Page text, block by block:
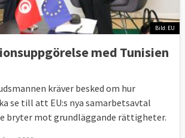
Bild: EU
med Tunisien
kräver besked om hur
se till att EU:s nya samarbetsavtal
bryter mot grundläggande rättigheter.